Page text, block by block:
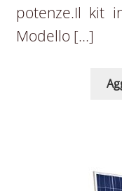
potenze.Il kit
Modello […]